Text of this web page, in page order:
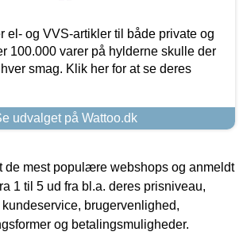
el- og VVS-artikler til både private og
100.000 varer på hylderne skulle der
smag. Klik her for at se deres
udvalget på Wattoo.dk
de mest populære webshops og anmeldt
1 til 5 ud fra bl.a. deres prisniveau,
brugervenlighed,
og betalingsmuligheder.